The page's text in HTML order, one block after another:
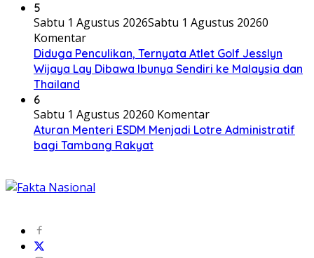
5
Sabtu 1 Agustus 2026Sabtu 1 Agustus 20260
Komentar
Diduga Penculikan, Ternyata Atlet Golf Jesslyn
Wijaya Lay Dibawa Ibunya Sendiri ke Malaysia dan
Thailand
6
Sabtu 1 Agustus 20260 Komentar
Aturan Menteri ESDM Menjadi Lotre Administratif
bagi Tambang Rakyat